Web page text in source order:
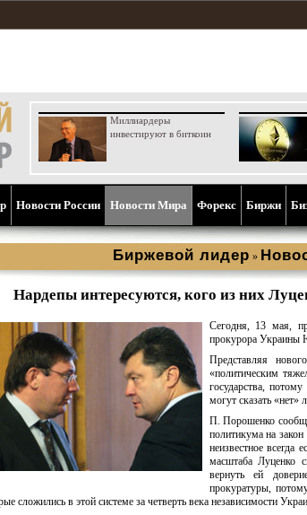
Миллиардеры
инвестируют в биткоин
Новости России Новости Мира Форекс Биржи
Биржевой лидер »
Нардепы интересуются, кого из них
Сегодня, 13 мая,
прокурора Украины
Представляя
«политическим
государства,
могут сказать «нет»
П. Порошенко
политикума на
неизвестное всегда
масштаба Луценко
вернуть ей
прокуратуры,
сложились в этой системе за четверть века независимости